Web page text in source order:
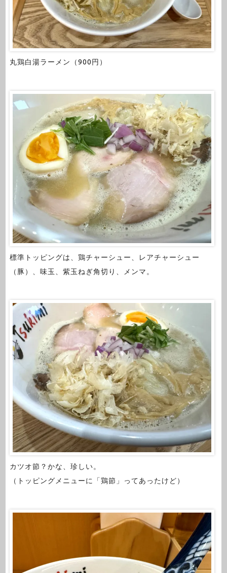
丸鶏白湯ラーメン（900円）
標準トッピングは、鶏チャーシュー、レアチャーシュー
（豚）、味玉、紫玉ねぎ角切り、メンマ。
カツオ節？かな、珍しい。
（トッピングメニューに「鶏節」ってあったけど）